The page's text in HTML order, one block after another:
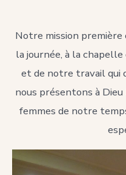
Notre mission première
la journée, à la
et de notre travail qui
nous présentons à
femmes de notre